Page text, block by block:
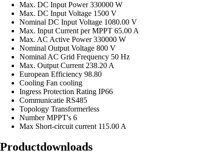
Max. DC Input Power330000 W
Max. DC Input Voltage 1500 V
Nominal DC Input Voltage 1080.00 V
Max. Input Current per MPPT 65.00 A
Max. AC Active Power330000 W
Nominal Output Voltage 800 V
Nominal AC Grid Frequency 50 Hz
Max. Output Current 238.20 A
European Efficiency 98.80
Cooling Fan cooling
Ingress Protection Rating IP66
Communicatie RS485
Topology Transformerless
Number MPPT's 6
Max Short-circuit current 115.00 A
Productdownloads